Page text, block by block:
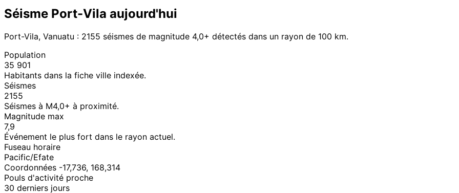
Séisme Port-Vila aujourd'hui
Port-Vila, Vanuatu : 2155 séismes de magnitude 4,0+ détectés dans un rayon de 100 km.
Population
35 901
Habitants dans la fiche ville indexée.
Séismes
2155
Séismes à M4,0+ à proximité.
Magnitude max
7,9
Événement le plus fort dans le rayon actuel.
Fuseau horaire
Pacific/Efate
Coordonnées -17,736, 168,314
Pouls d'activité proche
30 derniers jours